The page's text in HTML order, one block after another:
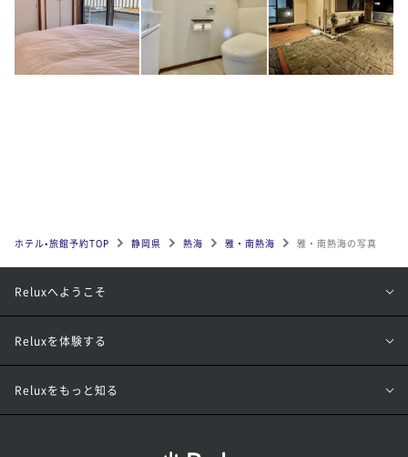
ホテル•旅館予約TOP 静岡県 熱海 雅・南熱海 雅・南熱海の写真
Reluxへようこそ
Reluxを体験する
Reluxをもっと知る